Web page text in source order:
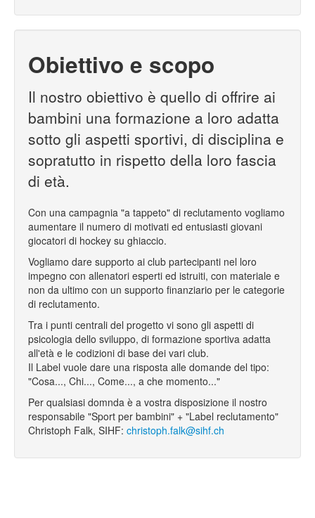
Obiettivo e scopo
Il nostro obiettivo è quello di offrire ai
bambini una formazione a loro adatta
sotto gli aspetti sportivi, di disciplina e
sopratutto in rispetto della loro fascia
di età.
Con una campagnia "a tappeto" di reclutamento vogliamo
aumentare il numero di motivati ed entusiasti giovani
giocatori di hockey su ghiaccio.
Vogliamo dare supporto ai club partecipanti nel loro
impegno con allenatori esperti ed istruiti, con materiale e
non da ultimo con un supporto finanziario per le categorie
di reclutamento.
Tra i punti centrali del progetto vi sono gli aspetti di
psicologia dello sviluppo, di formazione sportiva adatta
all'età e le codizioni di base dei vari club.
Il Label vuole dare una risposta alle domande del tipo:
"Cosa..., Chi..., Come..., a che momento..."
Per qualsiasi domnda è a vostra disposizione il nostro
responsabile "Sport per bambini" + "Label reclutamento"
Christoph Falk, SIHF: christoph.falk@sihf.ch